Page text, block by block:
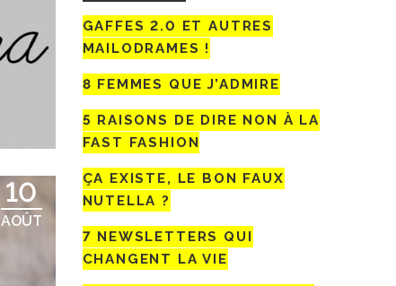
10
AOÛT
GAFFES 2.0 ET AUTRES
MAILODRAMES !
8 FEMMES QUE J’ADMIRE
5 RAISONS DE DIRE NON À LA
FAST FASHION
ÇA EXISTE, LE BON FAUX
NUTELLA ?
7 NEWSLETTERS QUI
CHANGENT LA VIE